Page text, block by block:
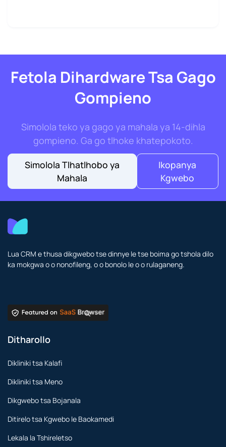
Fetola Dihardware Tsa Gago
Gompieno
Simolola teko ya gago ya mahala ya 14-dihla
gompieno. Ga go tlhoke khatepokoto.
Simolola Tlhatlhobo ya
Mahala
Ikopanya
Kgwebo
Lua CRM e thusa dikgwebo tse dinnye le tse boima go tshola dilo
ka mokgwa o o nonofileng, o o bonolo le o o rulaganeng.
Ditharollo
Dikliniki tsa Kalafi
Dikliniki tsa Meno
Dikgwebo tsa Bojanala
Ditirelo tsa Kgwebo le Baokamedi
Lekala la Tshireletso